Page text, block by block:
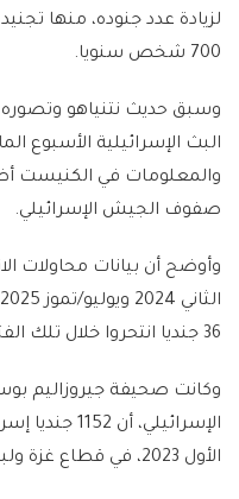
لزيادة عدد جنوده، منها
700 شخص سنويا.
وسبق حديث نتنياهو
البث الإسرائيلية الأسبوع
صفوف الجيش الإسرائيلي.
وأوضح أن بيانات محاولات
36 جنديا انتحروا خلال تلك الفترة.
وكانت صحيفة جيروزاليم
الأول 2023، في قطاع غزة ولبنان والضفة الغربية المحتلة.